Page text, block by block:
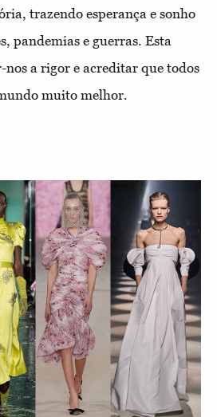
trazendo esperança e sonho
pandemias e guerras. Esta
nos a rigor e acreditar que todos
muito melhor.